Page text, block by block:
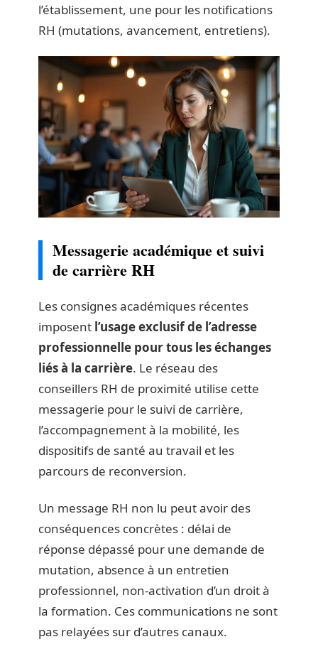
l’établissement, une pour les notifications
RH (mutations, avancement, entretiens).
Messagerie académique et suivi
de carrière RH
Les consignes académiques récentes
imposent l’usage exclusif de l’adresse
professionnelle pour tous les échanges
liés à la carrière. Le réseau des
conseillers RH de proximité utilise cette
messagerie pour le suivi de carrière,
l’accompagnement à la mobilité, les
dispositifs de santé au travail et les
parcours de reconversion.
Un message RH non lu peut avoir des
conséquences concrètes : délai de
réponse dépassé pour une demande de
mutation, absence à un entretien
professionnel, non-activation d’un droit à
la formation. Ces communications ne sont
pas relayées sur d’autres canaux.